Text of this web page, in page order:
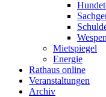
Mietspiegel
Energie
Rathaus online
Veranstaltungen
Archiv